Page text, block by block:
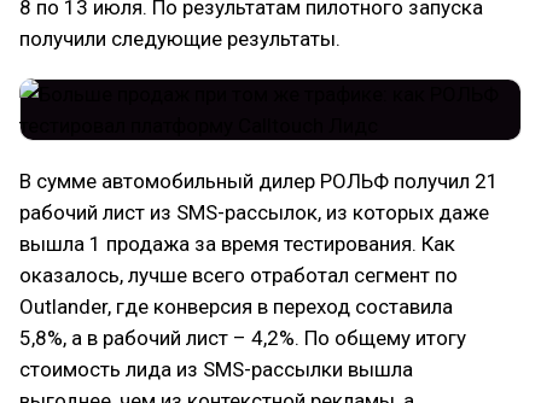
8 по 13 июля. По результатам пилотного запуска
получили следующие результаты.
В сумме автомобильный дилер РОЛЬФ получил 21
рабочий лист из SMS-рассылок, из которых даже
вышла 1 продажа за время тестирования. Как
оказалось, лучше всего отработал сегмент по
Outlander, где конверсия в переход составила
5,8%, а в рабочий лист – 4,2%. По общему итогу
стоимость лида из SMS-рассылки вышла